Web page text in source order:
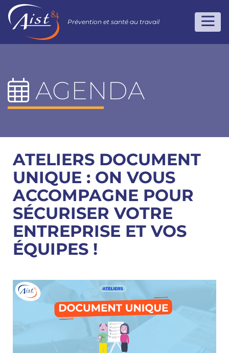
Prévention et santé au travail
AGENDA
ATELIERS DOCUMENT
UNIQUE : ON VOUS
ACCOMPAGNE POUR
SÉCURISER VOTRE
ENTREPRISE ET VOS
ÉQUIPES !